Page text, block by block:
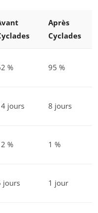
Après
Cyclades
% 95 %
jours 8 jours
% 1 %
jours 1 jour